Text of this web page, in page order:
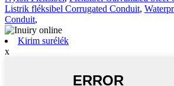
Listrik fléksibel Corrugated Conduit,
Conduit,
Kirim surélék
x